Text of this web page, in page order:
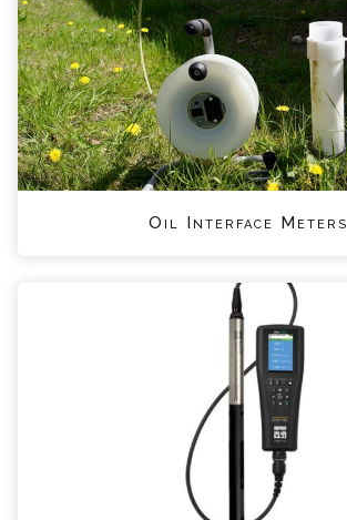
Oil Interface Meters